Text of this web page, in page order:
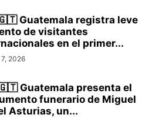
Guatemala registra leve
de visitantes
en el primer...
2026
Guatemala presenta el
funerario de Miguel
Asturias, un...